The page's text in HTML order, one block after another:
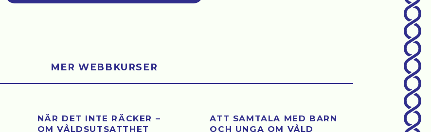
MER WEBBKURSER
NÄR DET INTE RÄCKER –
OM VÅLDSUTSATTHET
ATT SAMTALA MED BARN
OCH UNGA OM VÅLD